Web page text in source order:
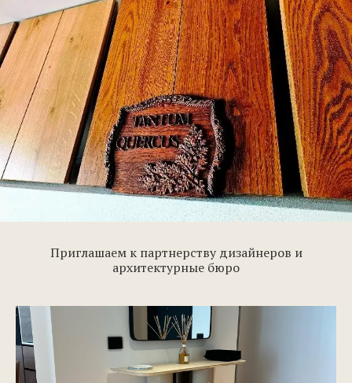
Приглашаем к партнерству дизайнеров и
архитектурные бюро